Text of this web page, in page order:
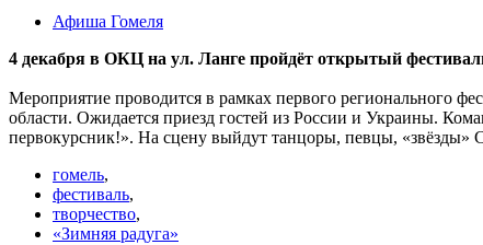
Афиша Гомеля
4 декабря в ОКЦ на ул. Ланге пройдёт открытый
Мероприятие проводится в рамках первого регионального
области. Ожидается приезд гостей из России и Украины.
первокурсник!». На сцену выйдут танцоры, певцы,
гомель,
фестиваль,
творчество,
«Зимняя радуга»